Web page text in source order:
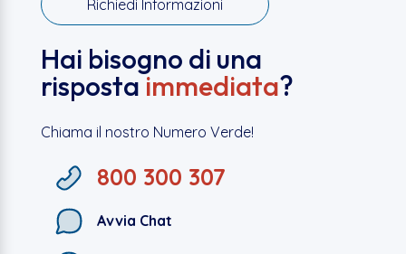
Hai bisogno di una
rispostaimmediata?
Chiama il nostro Numero Verde!
800 300 307
Avvia Chat